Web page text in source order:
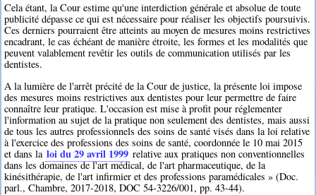
Cela étant, la Cour estime qu'une interdiction générale et absolue de toute
publicité dépasse ce qui est nécessaire pour réaliser les objectifs poursuivis.
Ces derniers pourraient être atteints au moyen de mesures moins restrictives
encadrant, le cas échéant de manière étroite, les formes et les modalités que
peuvent valablement revêtir les outils de communication utilisés par les
dentistes.
A la lumière de l'arrêt précité de la Cour de justice, la présente loi impose
des mesures moins restrictives aux dentistes pour leur permettre de faire
connaître leur pratique. L'occasion est mise à profit pour réglementer
l'information au sujet de la pratique non seulement des dentistes, mais aussi
de tous les autres professionnels des soins de santé visés dans la loi relative
à l'exercice des professions des soins de santé, coordonnée le 10 mai 2015
et dans la loi du 29 avril 1999 relative aux pratiques non conventionnelles
dans les domaines de l'art médical, de l'art pharmaceutique, de la
kinésithérapie, de l'art infirmier et des professions paramédicales » (Doc.
parl., Chambre, 2017-2018, DOC 54-3226/001, pp. 43-44).